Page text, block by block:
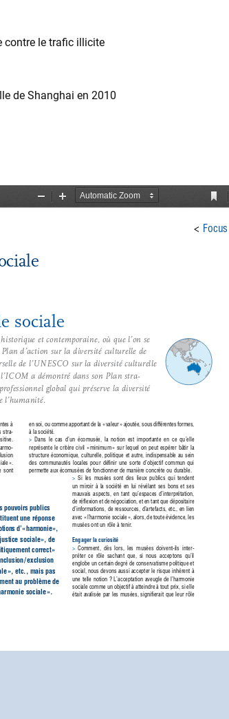
contre le trafic illicite
de Shanghai en 2010